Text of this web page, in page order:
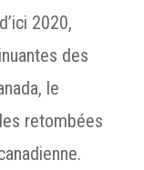
2020,
des
le
retombées